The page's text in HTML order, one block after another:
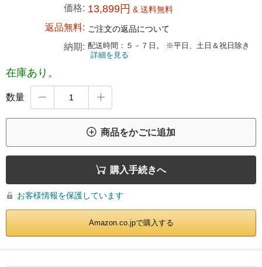
価格: 13,899円 & 送料無料
返品無料: ご注文の返品について
納期: 配送時間：５－７日。 ※平日、土日＆祝日除き
詳細を見る
在庫あり。
数量  
 商品をかごに追加
 購入手続きへ
 お客様情報を保護しています
Amazon.co.jpで購入する